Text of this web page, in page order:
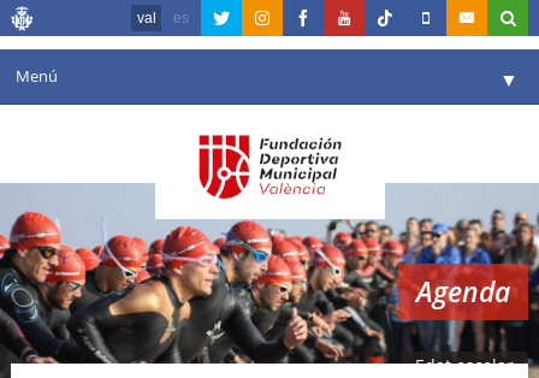
val es
Menú ▼
Agenda
Instal·lacions ▼
Comunicació ▼
València en esport ▼
Agenda
Edat escolar